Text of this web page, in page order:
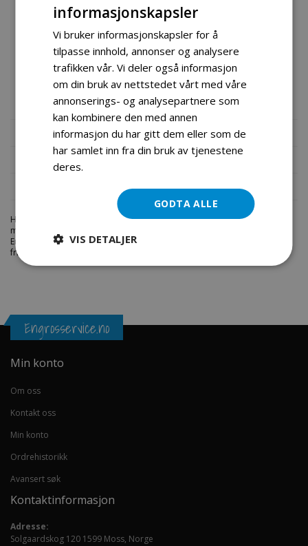
Profesjonell gressklipper av meget god kvalitet fra
amerikanske Power Stroke, til en meget fordelaktig pris.
Mer informasjon
Produktomtaler
Hos engrosservice.no får du kjøptyamaha pro gressklipper 173cc
markedets beste priser. Bestill en
Engros Service. Vi har et stort utvalg av produkter innen: Hjem, sport og
fritids segmentet. Velkommen skal du være.
Engrosservice.no
Min konto
Om oss
Kontakt oss
Min konto
Ordrehistorikk
Avansert søk
Kontaktinformasjon
Adresse:
Solgaardskog 120 1599 Moss, Norge
informasjonskapsler
Vi bruker informasjonskapsler for å
tilpasse innhold, annonser og analysere
trafikken vår. Vi deler også informasjon
om din bruk av nettstedet vårt med våre
annonserings- og analysepartnere som
kan kombinere den med annen
informasjon du har gitt dem eller som de
har samlet inn fra din bruk av tjenestene
deres.
GODTA ALLE
VIS DETALJER